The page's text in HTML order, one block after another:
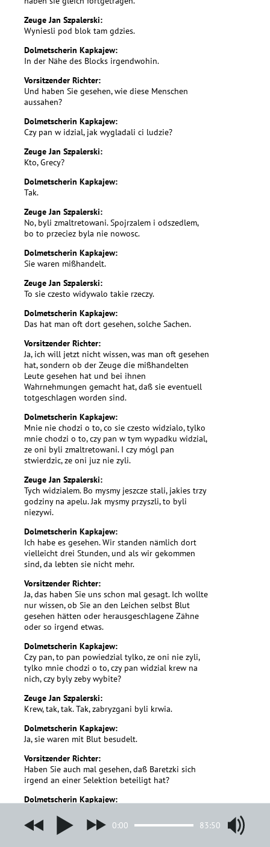
Zeuge Jan Szpalerski:
Wyniesli pod blok tam gdzies.
Dolmetscherin Kapkajew:
In der Nähe des Blocks irgendwohin.
Vorsitzender Richter:
Und haben Sie gesehen, wie diese Menschen
aussahen?
Dolmetscherin Kapkajew:
Czy pan w idzial, jak wygladali ci ludzie?
Zeuge Jan Szpalerski:
Kto, Grecy?
Dolmetscherin Kapkajew:
Tak.
Zeuge Jan Szpalerski:
No, byli zmaltretowani. Spojrzalem i odszedlem,
bo to przeciez byla nie nowosc.
Dolmetscherin Kapkajew:
Sie waren mißhandelt.
Zeuge Jan Szpalerski:
To sie czesto widywalo takie rzeczy.
Dolmetscherin Kapkajew:
Das hat man oft dort gesehen, solche Sachen.
Vorsitzender Richter:
Ja, ich will jetzt nicht wissen, was man oft gesehen
hat, sondern ob der Zeuge die mißhandelten
Leute gesehen hat und bei ihnen
Wahrnehmungen gemacht hat, daß sie eventuell
totgeschlagen worden sind.
Dolmetscherin Kapkajew:
Mnie nie chodzi o to, co sie czesto widzialo, tylko
mnie chodzi o to, czy pan w tym wypadku widzial,
ze oni byli zmaltretowani. I czy mógl pan
stwierdzic, ze oni juz nie zyli.
Zeuge Jan Szpalerski:
Tych widzialem. Bo mysmy jeszcze stali, jakies trzy
godziny na apelu. Jak mysmy przyszli, to byli
niezywi.
Dolmetscherin Kapkajew:
Ich habe es gesehen. Wir standen nämlich dort
vielleicht drei Stunden, und als wir gekommen
sind, da lebten sie nicht mehr.
Vorsitzender Richter:
Ja, das haben Sie uns schon mal gesagt. Ich wollte
nur wissen, ob Sie an den Leichen selbst Blut
gesehen hätten oder herausgeschlagene Zähne
oder so irgend etwas.
Dolmetscherin Kapkajew:
Czy pan, to pan powiedzial tylko, ze oni nie zyli,
tylko mnie chodzi o to, czy pan widzial krew na
nich, czy byly zeby wybite?
Zeuge Jan Szpalerski:
Krew, tak, tak. Tak, zabryzgani byli krwia.
Dolmetscherin Kapkajew:
Ja, sie waren mit Blut besudelt.
Vorsitzender Richter:
Haben Sie auch mal gesehen, daß Baretzki sich
irgend an einer Selektion beteiligt hat?
Dolmetscherin Kapkajew:
udzial w jakiejs selekcji?0:00 83:50